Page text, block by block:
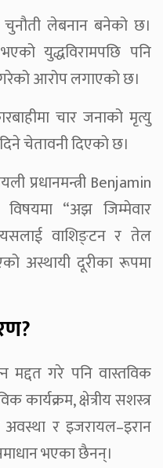
लेबनान बनेको छ।
युद्धविरामपछि पनि
आरोप लगाएको छ।
चार जनाको मृत्यु
चेतावनी दिएको छ।
प्रधानमन्त्री Benjamin
“अझ जिम्मेवार
यसलाई वाशिङ्टन र तेल
अस्थायी दूरीका रूपमा
मद्दत गरे पनि वास्तविक
क्षेत्रीय सशस्त्र
र इजरायल–इरान
भएका छैनन्।